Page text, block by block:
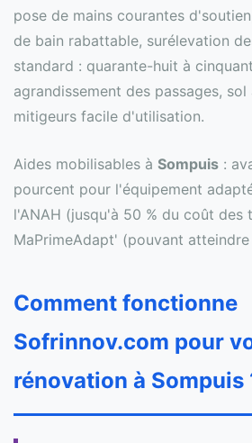
pose de mains courantes
de bain rabattable, surélevation
standard : quarante-huit à
agrandissement des passages,
mitigeurs facile d'utilisation.
Aides mobilisables à Sompuis :
pourcent pour l'équipement
l'ANAH (jusqu'à 50 % du coût des
MaPrimeAdapt' (pouvant
Comment fonctionne
Sofrinnov.com pour
rénovation à Sompuis